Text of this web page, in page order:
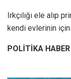
Irkçılığı ele alıp
kendi evlerinin
POLİTİKA HABER